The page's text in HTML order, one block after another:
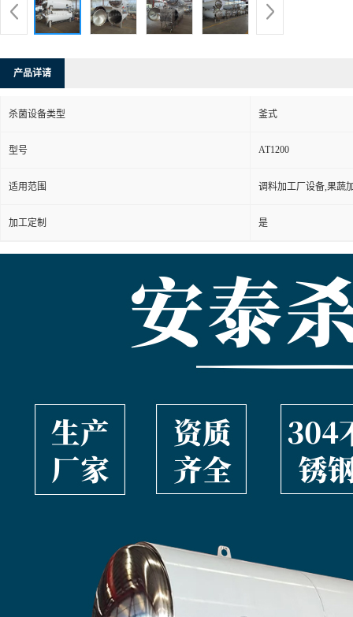
产品详请
杀菌设备类型 釜式
型号 AT1200
适用范围 调料加工厂设备,果蔬
加工定制 是